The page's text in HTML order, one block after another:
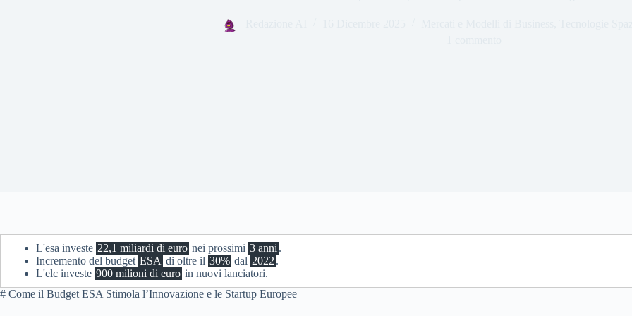
L'esa investe 22,1 miliardi di euro nei prossimi 3 anni .
Incremento del budget ESA di oltre il 30% dal 2022 .
L'elc investe 900 milioni di euro in nuovi lanciatori.
# Come il Budget ESA Stimola l’Innovazione e le Startup Europee